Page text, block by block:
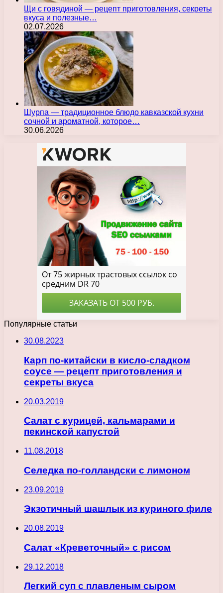
Щи с говядиной — рецепт приготовления, секреты
вкуса и полезные…
02.07.2026
Шурпа — традиционное блюдо кавказской кухни
сочной и ароматной, которое…
30.06.2026
Популярные статьи
30.08.2023
Карп по-китайски в кисло-сладком
соусе — рецепт приготовления и
секреты вкуса
20.03.2019
Салат с курицей, кальмарами и
пекинской капустой
11.08.2018
Селедка по-голландски с лимоном
23.09.2019
Экзотичный шашлык из куриного филе
20.08.2019
Салат «Креветочный» с рисом
29.12.2018
Легкий суп с плавленым сыром